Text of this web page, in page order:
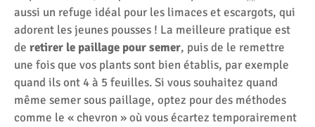
aussi un refuge idéal pour les limaces et escargots, qui
adorent les jeunes pousses ! La meilleure pratique est
de retirer le paillage pour semer, puis de le remettre
une fois que vos plants sont bien établis, par exemple
quand ils ont 4 à 5 feuilles. Si vous souhaitez quand
même semer sous paillage, optez pour des méthodes
comme le « chevron » où vous écartez temporairement